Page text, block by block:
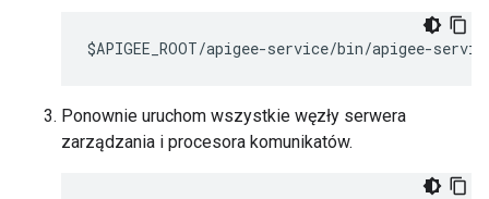
$APIGEE_ROOT/apigee-service/bin/apigee-
Ponownie uruchom wszystkie węzły serwera
zarządzania i procesora komunikatów.